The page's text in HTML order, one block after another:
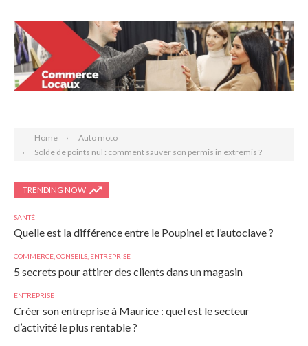
Home
Auto moto
Solde de points nul : comment sauver son permis in extremis ?
TRENDING NOW
SANTÉ
Quelle est la différence entre le Poupinel et l’autoclave ?
COMMERCE CONSEILS ENTREPRISE
5 secrets pour attirer des clients dans un magasin
ENTREPRISE
Créer son entreprise à Maurice : quel est le secteur
d’activité le plus rentable ?